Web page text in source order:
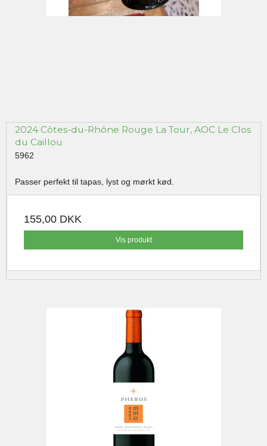
2024 Côtes-du-Rhône Rouge La Tour, AOC Le Clos
du Caillou
5962
Passer perfekt til tapas, lyst og mørkt kød.
155,00 DKK
Vis produkt